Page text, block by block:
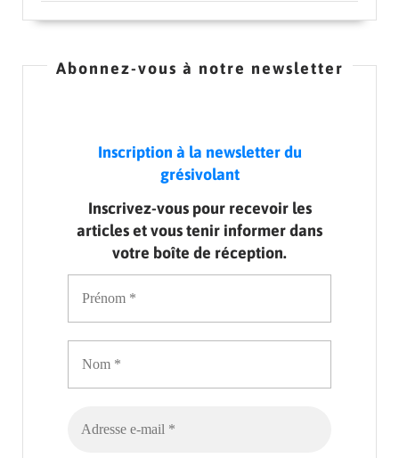
Abonnez-vous à notre newsletter
Inscription à la newsletter du
grésivolant
Inscrivez-vous pour recevoir les
articles et vous tenir informer dans
votre boîte de réception.